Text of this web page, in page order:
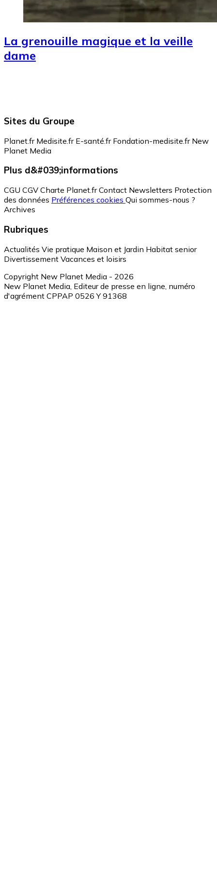
La grenouille magique et la veille
dame
Sites du Groupe
Planet.fr Medisite.fr E-santé.fr Fondation-medisite.fr New
Planet Media
Plus d&#039;informations
CGU CGV Charte Planet.fr Contact Newsletters Protection
des données Préférences cookies Qui sommes-nous ?
Archives
Rubriques
Actualités Vie pratique Maison et Jardin Habitat senior
Divertissement Vacances et loisirs
Copyright New Planet Media - 2026
New Planet Media, Editeur de presse en ligne, numéro
d'agrément CPPAP 0526 Y 91368